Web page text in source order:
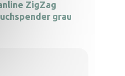
ZigZag
grau